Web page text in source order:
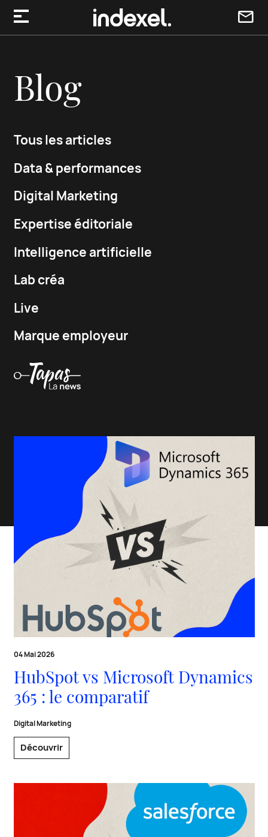
Aller au contenu
Blog
Tous les articles
Data & performances
Digital Marketing
Expertise éditoriale
Intelligence artificielle
Lab créa
Live
Marque employeur
04 Mai 2026
HubSpot vs Microsoft Dynamics
365 : le comparatif
Digital Marketing
Découvrir